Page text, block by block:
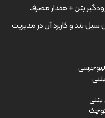
بتن + مقدار مصرف
بند و کاربرد آن در مدیریت